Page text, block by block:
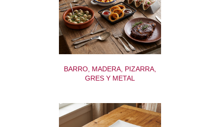
BARRO, MADERA, PIZARRA,
GRES Y METAL